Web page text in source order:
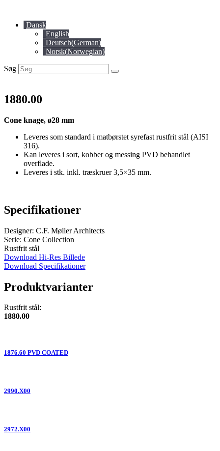
indholdDansk
English
Deutsch(German)
Norsk(Norwegian)
Søg
1880.00
Cone knage, ø28 mm
Leveres som standard i matbørstet syrefast rustfrit stål (AISI
316).
Kan leveres i sort, kobber og messing PVD behandlet
overflade.
Leveres i stk. inkl. træskruer 3,5×35 mm.
Specifikationer
Designer: C.F. Møller Architects
Serie: Cone Collection
Rustfrit stål
Download Hi-Res Billede
Download Specifikationer
Produktvarianter
Rustfrit stål:
1880.00
1876.60 PVD COATED
2990.X00
2972.X00